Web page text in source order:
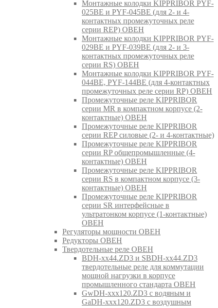
Монтажные колодки KIPPRIBOR PYF-
025BE и PYF-045BE (для 2- и 4-
контактных промежуточных реле
серии REP) ОВЕН
Монтажные колодки KIPPRIBOR PYF-
029BE и PYF-039BE (для 2- и 3-
контактных промежуточных реле
серии RS) ОВЕН
Монтажные колодки KIPPRIBOR PYF-
044BE, PYF-144BE (для 4-контактных
промежуточных реле серии RP) ОВЕН
Промежуточные реле KIPPRIBOR
серии MR в компактном корпусе (2-
контактные) ОВЕН
Промежуточные реле KIPPRIBOR
серии REP силовые (2- и 4-контактные)
Промежуточные реле KIPPRIBOR
серии RP общепромышленные (4-
контактные) ОВЕН
Промежуточные реле KIPPRIBOR
серии RS в компактном корпусе (3-
контактные) ОВЕН
Промежуточные реле KIPPRIBOR
серии SR интерфейсные в
ультратонком корпусе (1-контактные)
ОВЕН
Регуляторы мощности ОВЕН
Редукторы ОВЕН
Твердотельные реле ОВЕН
BDH-xx44.ZD3 и SBDH-xx44.ZD3
твердотельные реле для коммутации
мощной нагрузки в корпусе
промышленного стандарта ОВЕН
GwDH-xxx120.ZD3 с водяным и
GaDH-xxx120.ZD3 с воздушным